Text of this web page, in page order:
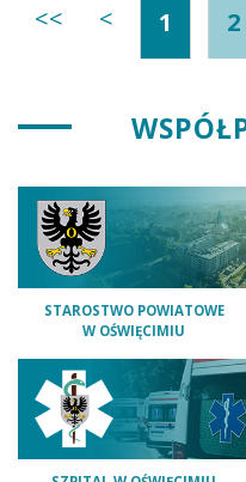
<< < 1 2
STAROSTWO POWIATOWE
W OŚWIĘCIMIU